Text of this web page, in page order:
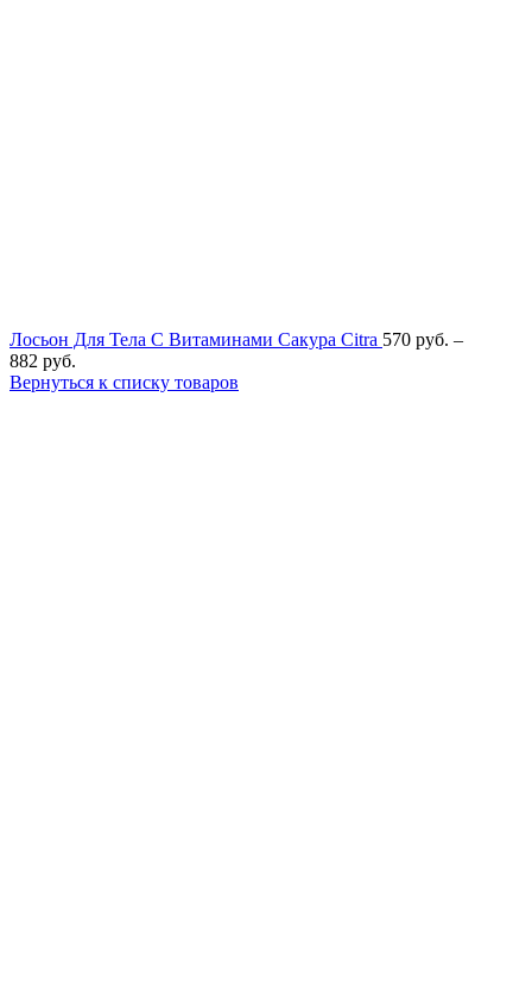
Лосьон Для Тела С Витаминами Сакура Citra 570 руб. –
882 руб.
Вернуться к списку товаров